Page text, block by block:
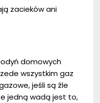
zacieków ani
domowych
wszystkim gaz
jeśli są źle
jedną wadą jest to,